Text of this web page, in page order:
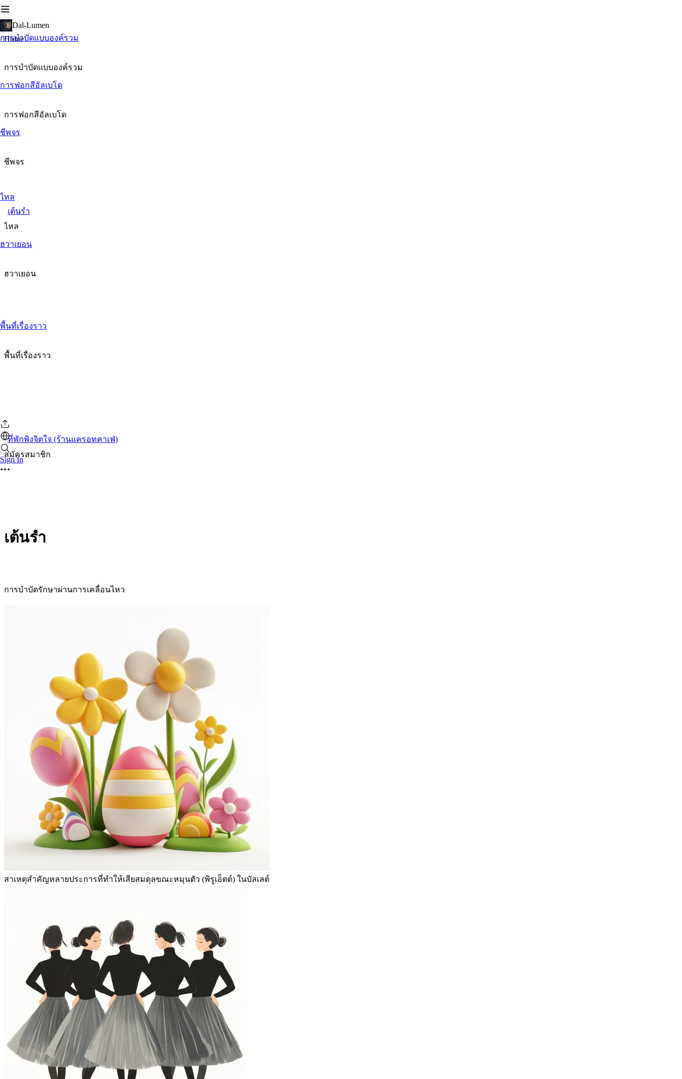
Dal-Lumen
การบำบัดแบบองค์รวม
การฟอกสีอัลเบโด
ชีพจร
ไหล
ฮวาเยอน
พื้นที่เรื่องราว
Sign In
Home
การบำบัดแบบองค์รวม
การฟอกสีอัลเบโด
ชีพจร
เต้นรำ
ไหล
ฮวาเยอน
พื้นที่เรื่องราว
ที่พักพิงจิตใจ (ร้านแครอทคาเฟ่)
สมัครสมาชิก
เต้นรำ
การบำบัดรักษาผ่านการเคลื่อนไหว
สาเหตุสำคัญหลายประการที่ทำให้เสียสมดุลขณะหมุนตัว (พิรูเอ็ตต์) ในบัลเลต์